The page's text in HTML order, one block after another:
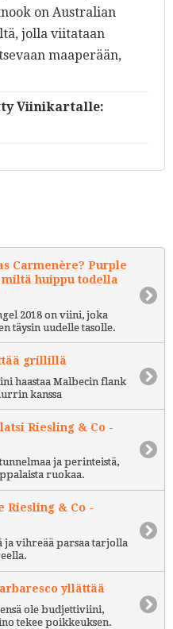
on Australian
jolla viitataan
maaperään,
Viinikartalle:
Carmenère? Purple
huippu todella
2018 on viini, joka
täysin uudelle tasolle.
grillillä
haastaa Malbecin flank
kanssa
Riesling & Co -
ja perinteistä,
ruokaa.
Riesling & Co -
ja vihreää parsaa tarjolla
yllättää
ole budjettiviini,
tekee poikkeuksen.